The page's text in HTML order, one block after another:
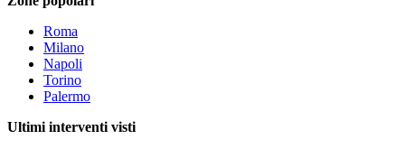
Roma
Milano
Napoli
Torino
Palermo
Ultimi interventi visti